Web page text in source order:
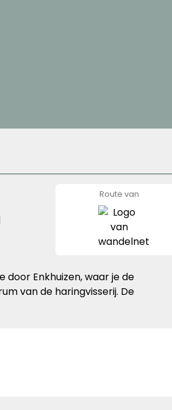
Route van
Enkhuizen, waar je de
van de haringvisserij. De